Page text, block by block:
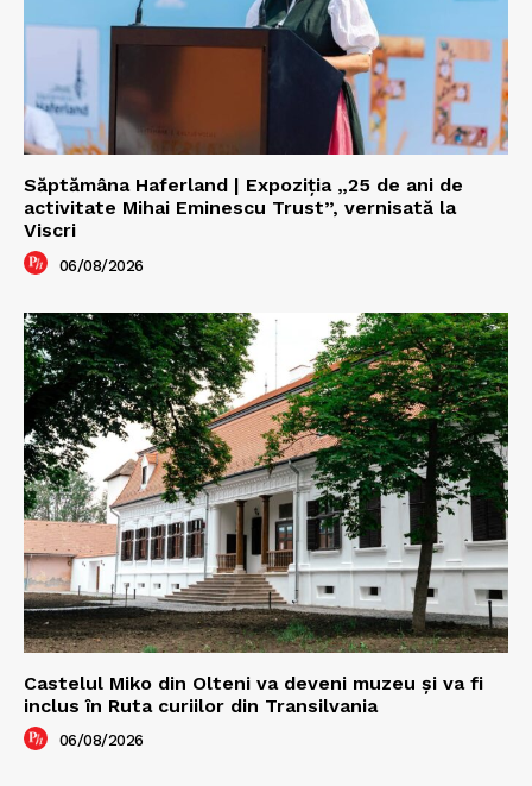
Săptămâna Haferland | Expoziţia „25 de ani de
activitate Mihai Eminescu Trust”, vernisată la
Viscri
06/08/2026
Castelul Miko din Olteni va deveni muzeu şi va fi
inclus în Ruta curiilor din Transilvania
06/08/2026